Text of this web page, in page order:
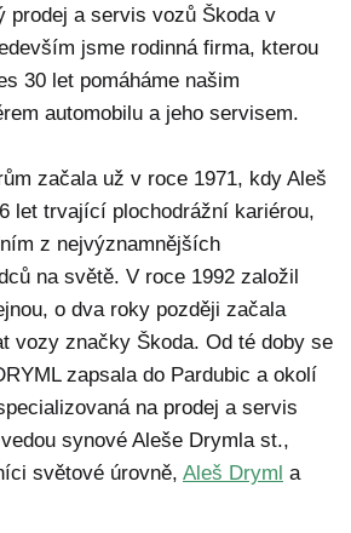
prodej a servis vozů Škoda v
jsme rodinná firma, kterou
30 let pomáháme našim
automobilu a jeho servisem.
začala už v roce 1971, kdy Aleš
let trvající plochodrážní kariérou,
z nejvýznamnějších
na světě. V roce 1992 založil
o dva roky později začala
vozy značky Škoda. Od té doby se
zapsala do Pardubic a okolí
na prodej a servis
synové Aleše Drymla st.,
světové úrovně, Aleš Dryml a